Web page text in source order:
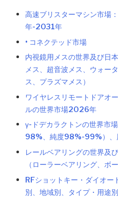
高速ブリスターマシン市場
年-2031年
• コネクテッド市場
内視鏡用メスの世界及び日
メス、超音波メス、ウォー
ス、プラズマメス）
ワイヤレスリモートドアオ
ルの世界市場2026年
γ-ドデカラクトンの世界
98%、純度98%-99%）、
レールベアリングの世界及
（ローラーベアリング、ボ
RFショットキー・ダイオ
別、地域別、タイプ・用途別